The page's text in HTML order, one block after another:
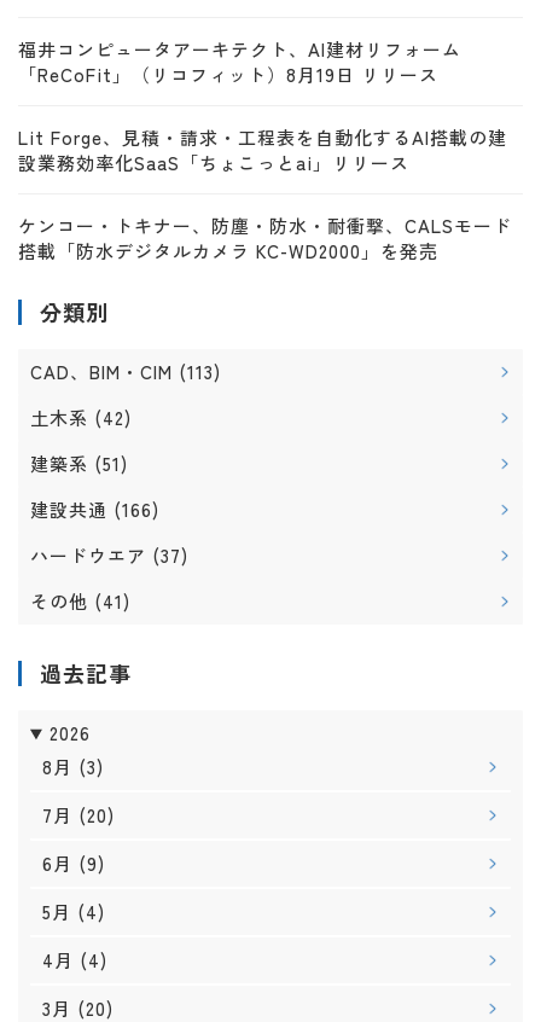
福井コンピュータアーキテクト、AI建材リフォーム
「ReCoFit」（リコフィット）8月19日 リリース
Lit Forge、見積・請求・工程表を自動化するAI搭載の建
設業務効率化SaaS「ちょこっとai」リリース
ケンコー・トキナー、防塵・防水・耐衝撃、CALSモード
搭載「防水デジタルカメラ KC-WD2000」を発売
分類別
CAD、BIM・CIM (113)
土木系 (42)
建築系 (51)
建設共通 (166)
ハードウエア (37)
その他 (41)
過去記事
2026
8月 (3)
7月 (20)
6月 (9)
5月 (4)
4月 (4)
3月 (20)